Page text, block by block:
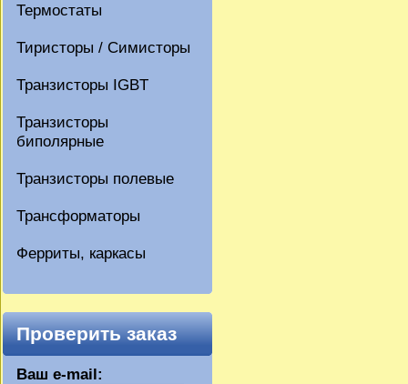
Термостаты
Тиристоры / Симисторы
Транзисторы IGBT
Транзисторы
биполярные
Транзисторы полевые
Трансформаторы
Ферриты, каркасы
Проверить заказ
Ваш e-mail: